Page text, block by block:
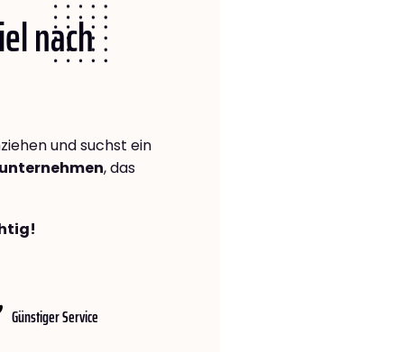
nach
und suchst ein
, das
Günstiger Service